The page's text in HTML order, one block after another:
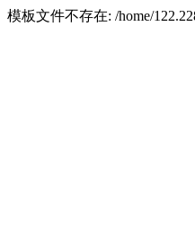
模板文件不存在: /home/